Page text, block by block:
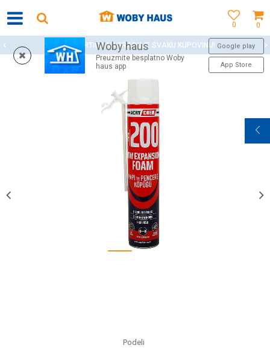
0
0
Woby haus
Preuzmite besplatno Woby
haus app
Google play
App Store
WOBY KARTICA NAGRAĐUJE SVAKU KUPOVINU!
1
Podeli